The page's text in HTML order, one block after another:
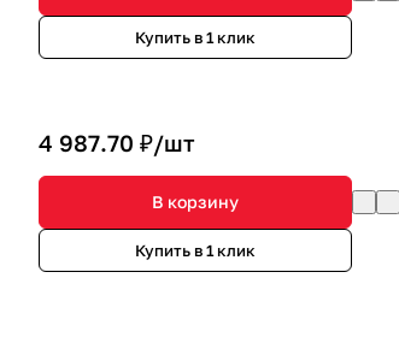
Купить в 1 клик
4 987.70 ₽/шт
В корзину
Купить в 1 клик